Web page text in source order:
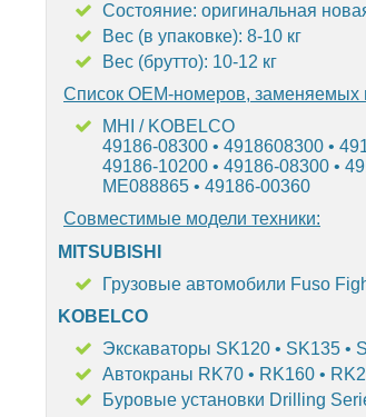
Состояние: оригинальная
Вес (в упаковке): 8-10 кг
Вес (брутто): 10-12 кг
Список OEM-номеров, заменяемых
MHI / KOBELCO
49186-08300 • 4918608300 •
49186-10200 • 49186-08300 •
ME088865 • 49186-00360
Совместимые модели техники:
MITSUBISHI
Грузовые автомобили Fuso
KOBELCO
Экскаваторы SK120 • SK135 •
Автокраны RK70 • RK160 •
Буровые установки Drilling